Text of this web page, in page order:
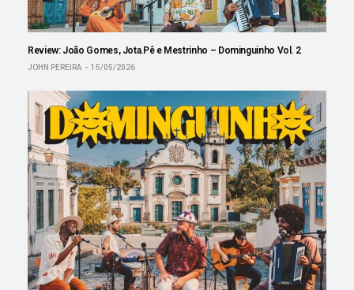
Review: João Gomes, Jota.Pê e Mestrinho – Dominguinho Vol. 2
JOHN PEREIRA 15/05/2026